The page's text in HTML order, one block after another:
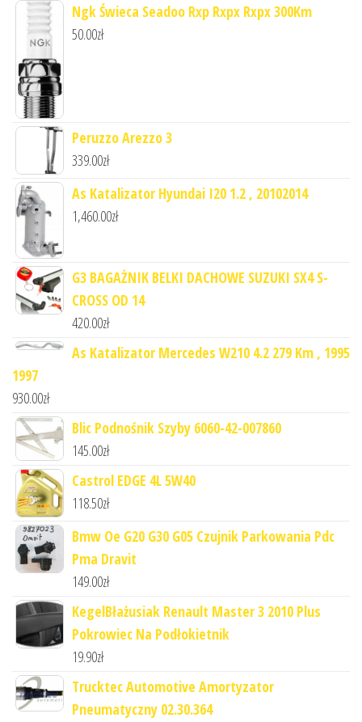
Ngk Świeca Seadoo Rxp Rxpx Rxpx 300Km
50.00zł
Peruzzo Arezzo 3
339.00zł
As Katalizator Hyundai I20 1.2 , 20102014
1,460.00zł
G3 BAGAŻNIK BELKI DACHOWE SUZUKI SX4 S-
CROSS OD 14
420.00zł
As Katalizator Mercedes W210 4.2 279 Km , 1995
1997
930.00zł
Blic Podnośnik Szyby 6060-42-007860
145.00zł
Castrol EDGE 4L 5W40
118.50zł
Bmw Oe G20 G30 G05 Czujnik Parkowania Pdc
Pma Dravit
149.00zł
KegelBłażusiak Renault Master 3 2010 Plus
Pokrowiec Na Podłokietnik
19.90zł
Trucktec Automotive Amortyzator
Pneumatyczny 02.30.364